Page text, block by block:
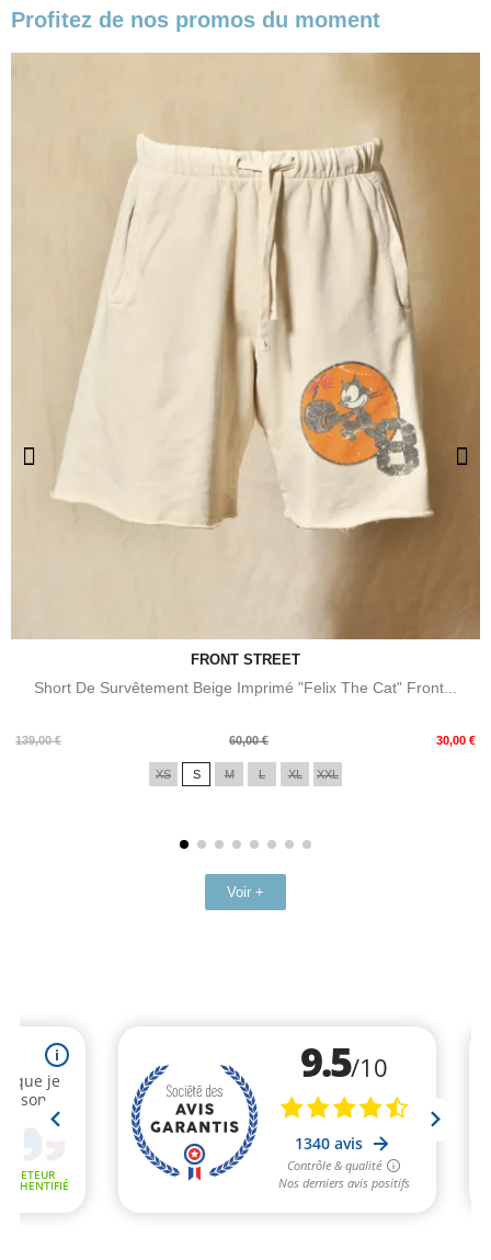
Profitez de nos promos du moment
FRONT STREET
Short De Survêtement Beige Imprimé "Felix The Cat" Front...
139,00 €
Prix
60,00 € 30,00 €
Prix
XS S M L XL XXL
Voir +